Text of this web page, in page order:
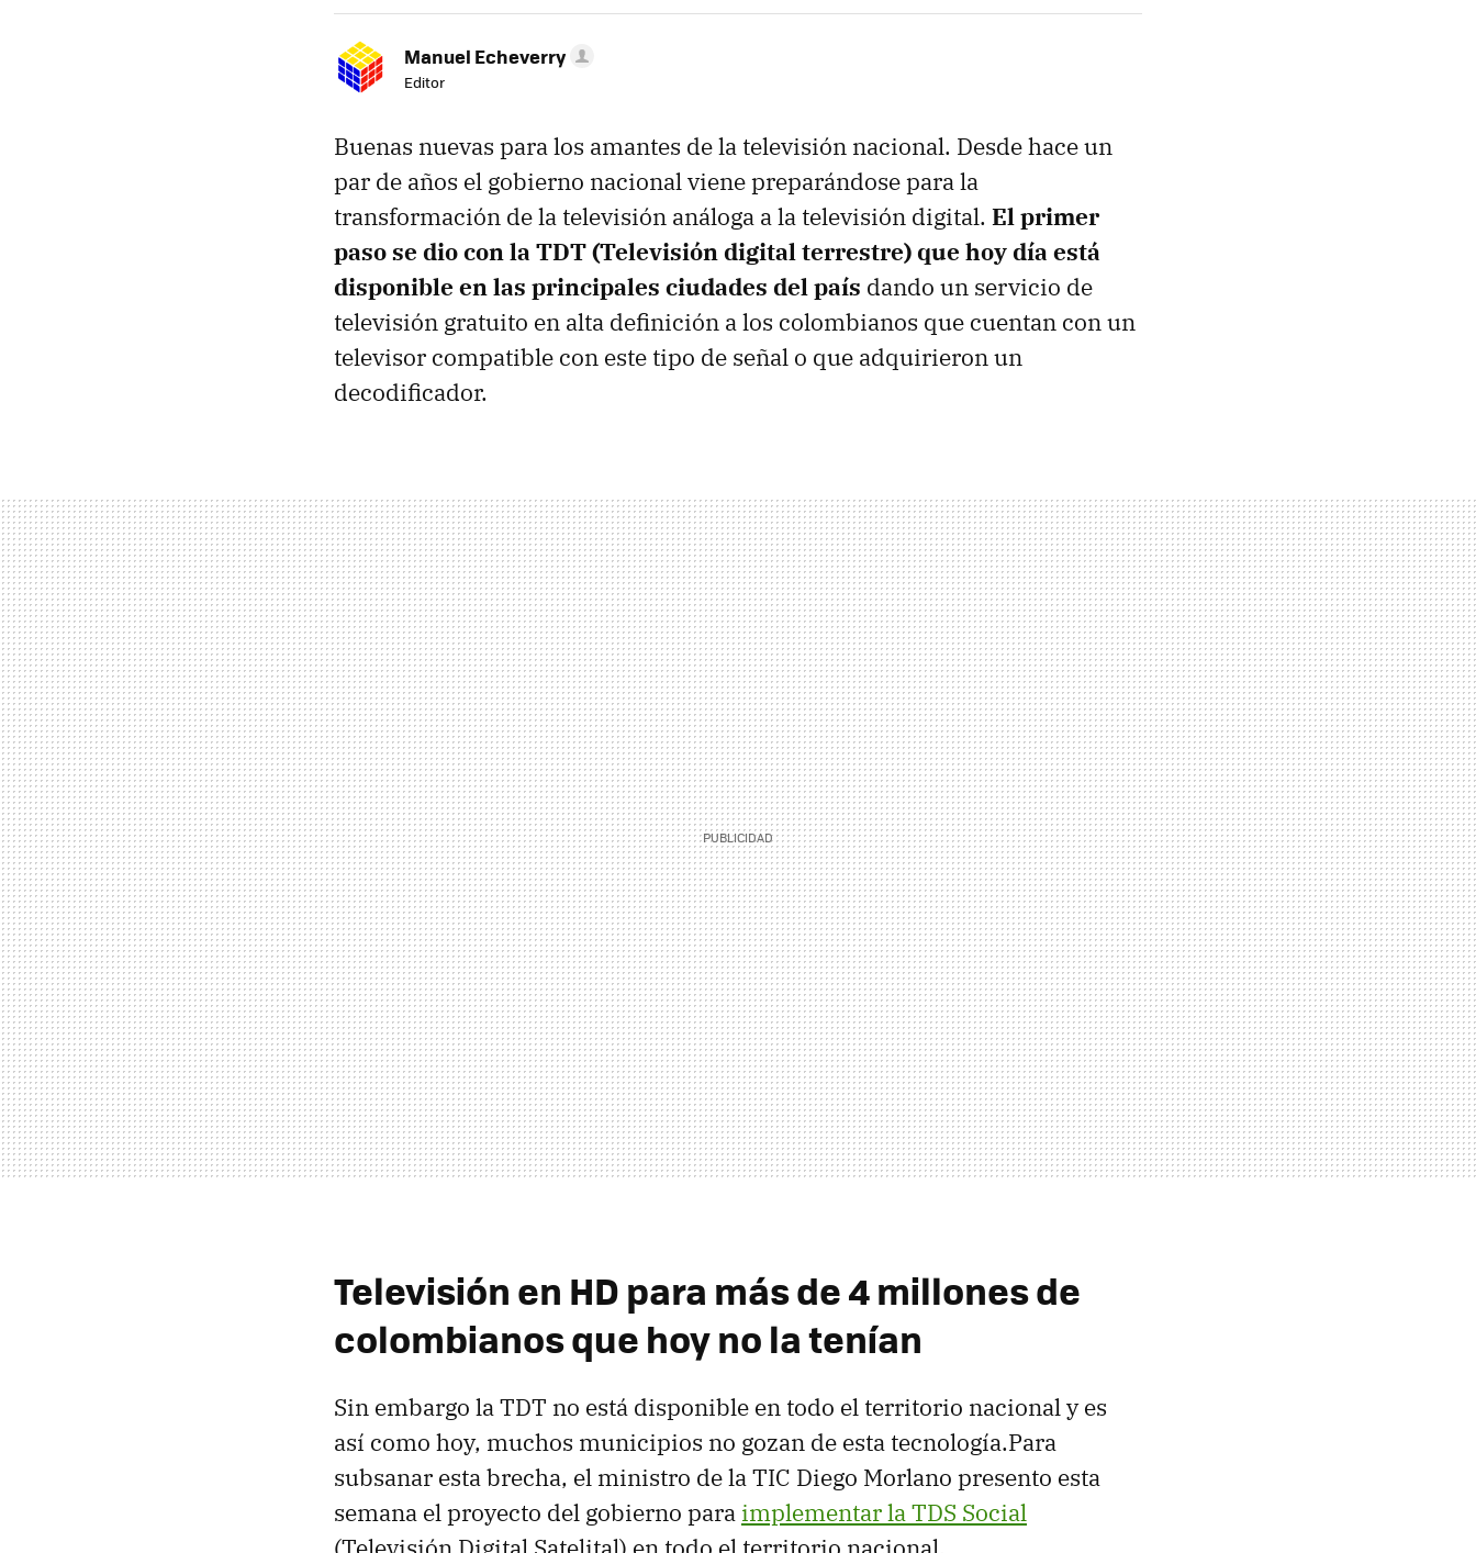
Manuel Echeverry
Editor
Buenas nuevas para los amantes de la televisión nacional. Desde hace un
par de años el gobierno nacional viene preparándose para la
transformación de la televisión análoga a la televisión digital. El primer
paso se dio con la TDT (Televisión digital terrestre) que hoy día está
disponible en las principales ciudades del país dando un servicio de
televisión gratuito en alta definición a los colombianos que cuentan con un
televisor compatible con este tipo de señal o que adquirieron un
decodificador.
Televisión en HD para más de 4 millones de
colombianos que hoy no la tenían
Sin embargo la TDT no está disponible en todo el territorio nacional y es
así como hoy, muchos municipios no gozan de esta tecnología.Para
subsanar esta brecha, el ministro de la TIC Diego Morlano presento esta
semana el proyecto del gobierno para implementar la TDS Social